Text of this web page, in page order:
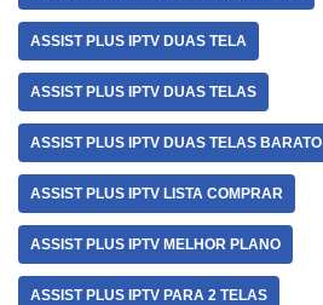
ASSIST PLUS IPTV DUAS TELA
ASSIST PLUS IPTV DUAS TELAS
ASSIST PLUS IPTV DUAS TELAS BARATO
ASSIST PLUS IPTV LISTA COMPRAR
ASSIST PLUS IPTV MELHOR PLANO
ASSIST PLUS IPTV PARA 2 TELAS